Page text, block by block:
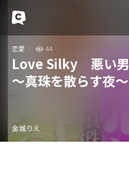
恋愛 44
Love Silky 悪い男
～真珠を散らす夜～
金城りえ